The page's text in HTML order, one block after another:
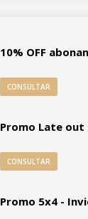
10% OFF
CONSULTAR
Promo Late out
CONSULTAR
Promo